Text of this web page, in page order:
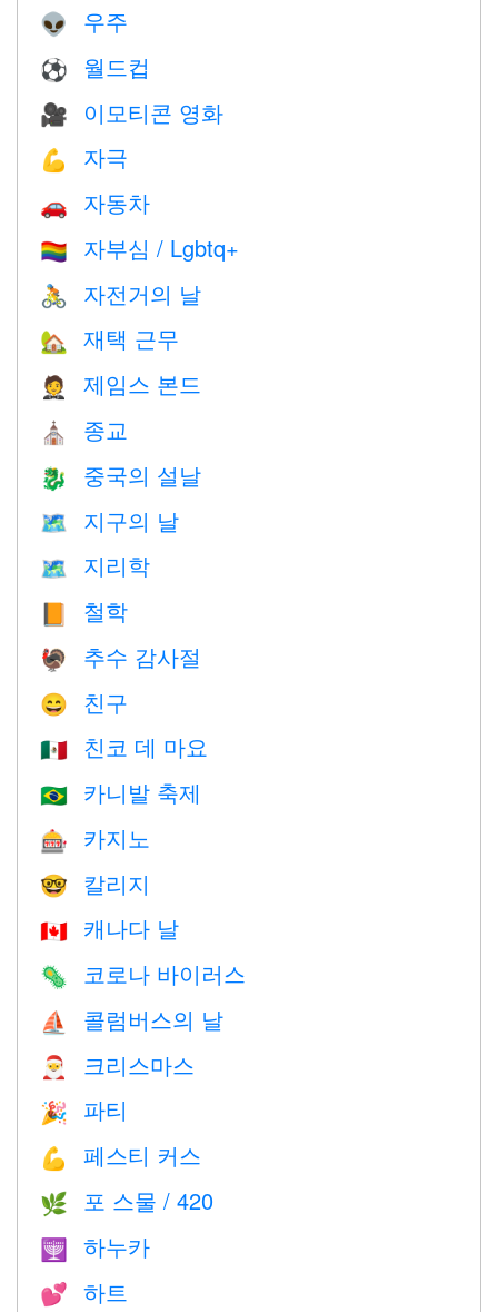
👽 우주
⚽ 월드컵
🎥 이모티콘 영화
💪 자극
🚗 자동차
🏳️‍🌈 자부심 / Lgbtq+
🚴 자전거의 날
🏡 재택 근무
🤵 제임스 본드
⛪️ 종교
🐉 중국의 설날
🗺️ 지구의 날
🗺 지리학
📙 철학
🦃 추수 감사절
😄 친구
🇲🇽 친코 데 마요
🇧🇷 카니발 축제
🎰 카지노
🤓 칼리지
🇨🇦 캐나다 날
🦠 코로나 바이러스
⛵️ 콜럼버스의 날
🎅 크리스마스
🎉 파티
💪 페스티 커스
🌿 포 스물 / 420
🕎 하누카
💕 하트